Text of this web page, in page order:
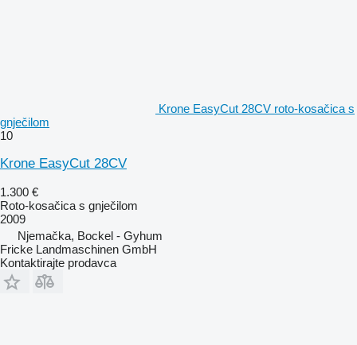
Krone EasyCut 28CV roto-kosačica s
gnječilom
10
Krone EasyCut 28CV
1.300 €
Roto-kosačica s gnječilom
2009
Njemačka, Bockel - Gyhum
Fricke Landmaschinen GmbH
Kontaktirajte prodavca